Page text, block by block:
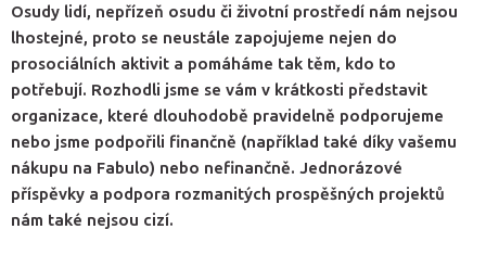
Osudy lidí, nepřízeň osudu či životní prostředí nám nejsou
lhostejné, proto se neustále zapojujeme nejen do
prosociálních aktivit a pomáháme tak těm, kdo to
potřebují. Rozhodli jsme se vám v krátkosti představit
organizace, které dlouhodobě pravidelně podporujeme
nebo jsme podpořili finančně (například také díky vašemu
nákupu na Fabulo) nebo nefinančně. Jednorázové
příspěvky a podpora rozmanitých prospěšných projektů
nám také nejsou cizí.